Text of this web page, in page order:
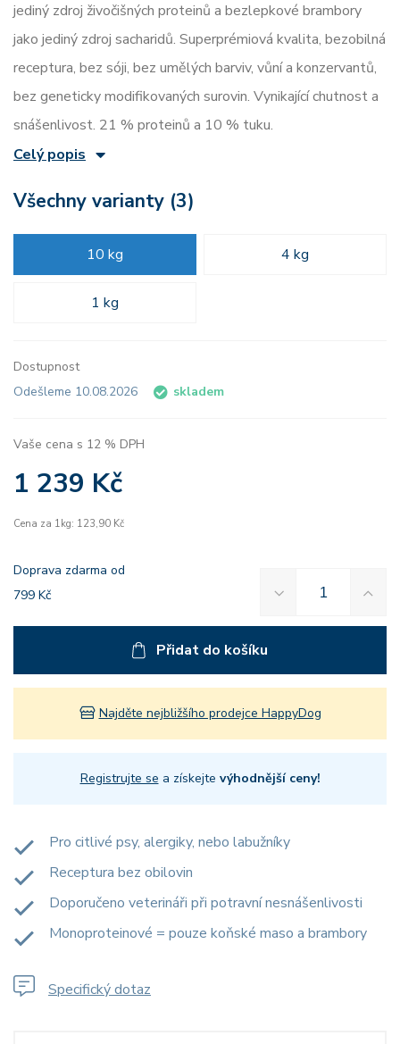
jediný zdroj živočišných proteinů a bezlepkové brambory
jako jediný zdroj sacharidů. Superprémiová kvalita, bezobilná
receptura, bez sóji, bez umělých barviv, vůní a konzervantů,
bez geneticky modifikovaných surovin. Vynikající chutnost a
snášenlivost. 21 % proteinů a 10 % tuku.
Celý popis
Všechny varianty (3)
10 kg 4 kg
1 kg
Dostupnost
Odešleme 10.08.2026
skladem
Vaše cena s 12 % DPH
1 239 Kč
Cena za 1kg: 123,90 Kč
Doprava zdarma od
799 Kč
Přidat do košíku
Najděte nejbližšího prodejce HappyDog
Registrujte se a získejte výhodnější ceny!
Pro citlivé psy, alergiky, nebo labužníky
Receptura bez obilovin
Doporučeno veterináři při potravní nesnášenlivosti
Monoproteinové = pouze koňské maso a brambory
Specifický dotaz